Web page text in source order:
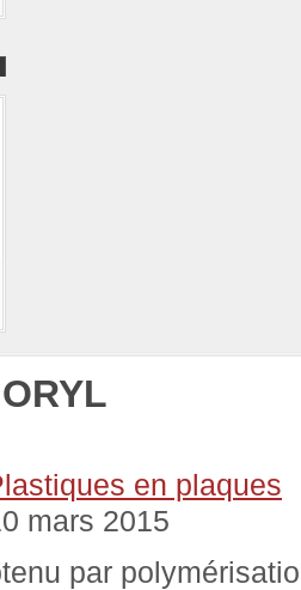
en plaques
mars 2015
par